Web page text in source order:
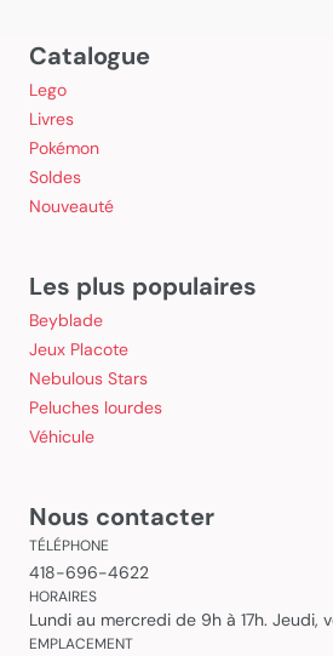
Catalogue
Lego
Livres
Pokémon
Soldes
Nouveauté
Les plus populaires
Beyblade
Jeux Placote
Nebulous Stars
Peluches lourdes
Véhicule
Nous contacter
TÉLÉPHONE
418-696-4622
HORAIRES
Lundi au mercredi de 9h à 17h. Jeudi,
EMPLACEMENT